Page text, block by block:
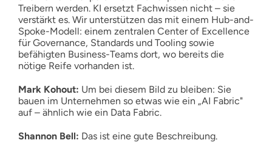
Treibern werden. KI ersetzt Fachwissen nicht – sie
verstärkt es. Wir unterstützen das mit einem Hub-and-
Spoke-Modell: einem zentralen Center of Excellence
für Governance, Standards und Tooling sowie
befähigten Business-Teams dort, wo bereits die
nötige Reife vorhanden ist.
Mark Kohout: Um bei diesem Bild zu bleiben: Sie
bauen im Unternehmen so etwas wie ein „AI Fabric"
auf – ähnlich wie ein Data Fabric.
Shannon Bell: Das ist eine gute Beschreibung.